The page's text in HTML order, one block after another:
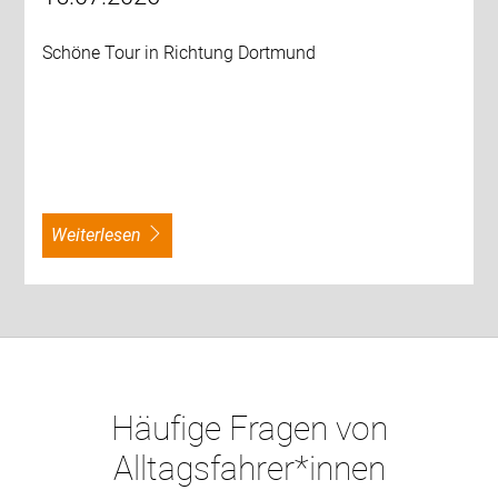
Schöne Tour in Richtung Dortmund
weiterlesen
Häufige Fragen von
Alltagsfahrer*innen